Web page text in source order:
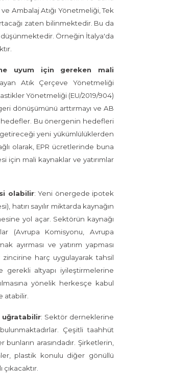
Ambalaj Atığı Yönetmeliği, Tek
zaten bilinmektedir. Bu da
Örneğin İtalya'da
uyum için gereken mali
Atık Çerçeve Yönetmeliği
Yönetmeliği (EU/2019/904)
dönüşümünü arttırmayı ve AB
hedefler. Bu önergenin hedefleri
yeni yükümlülüklerden
olarak, EPR ücretlerinde buna
için mali kaynaklar ve yatırımlar
olabilir: Yeni önergede ipotek
hatırı sayılır miktarda kaynağın
yol açar. Sektörün kaynağı
(Avrupa Komisyonu, Avrupa
ayırması ve yatırım yapması
harç uygulayarak tahsil
gerekli altyapı iyileştirmelerine
yönelik herkesçe kabul
atabilir.
uğratabilir: Sektör derneklerine
Çeşitli taahhüt
arasındadır. Şirketlerin,
plastik konulu diğer gönüllü